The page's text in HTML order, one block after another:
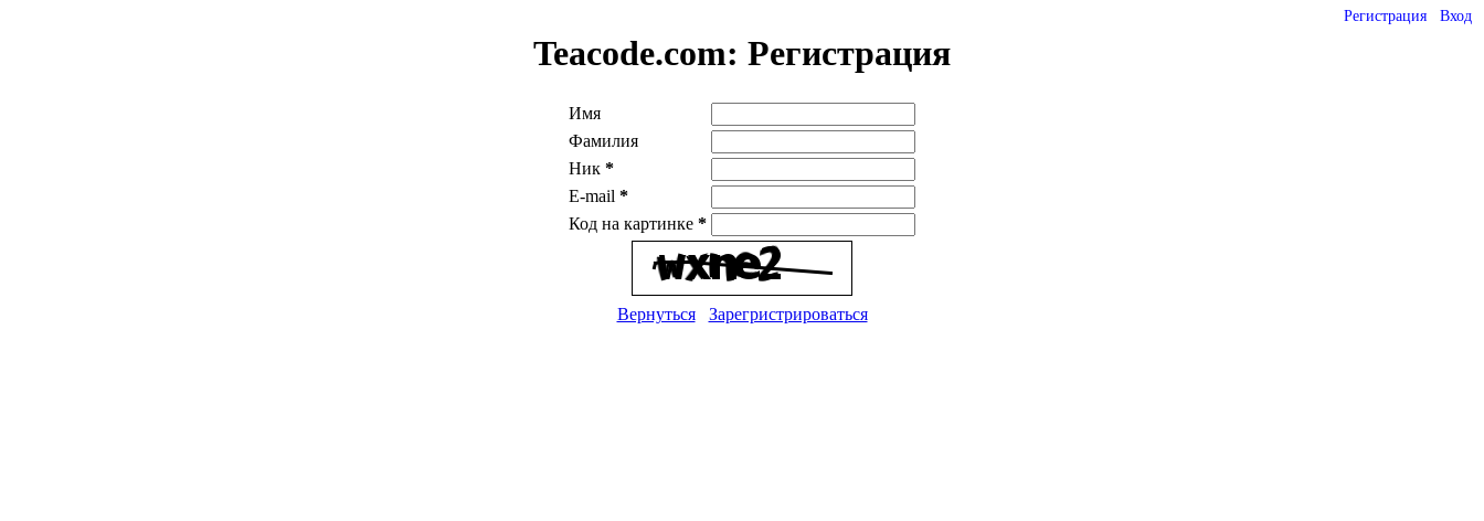
Регистрация Вход
Teacode.com: Регистрация
Имя
Фамилия
Ник *
E-mail *
Код на картинке *
Вернуться Зарегристрироваться